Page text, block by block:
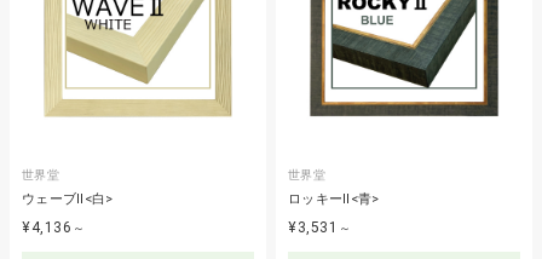
世界堂
ウェーブⅡ<白>
¥4,136 ～
世界堂
ロッキーⅡ<青>
¥3,531 ～